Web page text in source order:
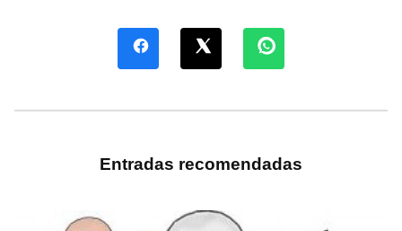
Entradas recomendadas